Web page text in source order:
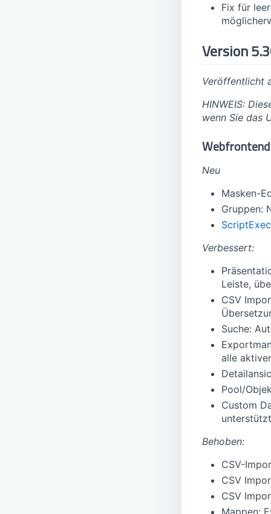
Fix für
Version
Veröffentlicht
HINWEIS:
wenn Sie das
Webfrontend
Neu
Masken-
Gruppen:
Verbessert:
Leiste,
CSV
Suche:
alle
Pool/
Custom
Behoben:
CSV-
CSV
CSV
Mappen: